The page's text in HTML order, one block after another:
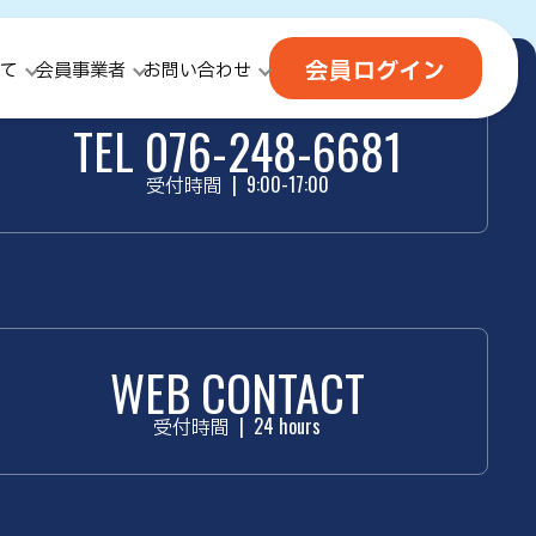
会員事業者 お問い合わせ 会員ログイン
TEL 076-248-6681
受付時間 | 9:00-17:00
WEB CONTACT
受付時間 | 24 hours